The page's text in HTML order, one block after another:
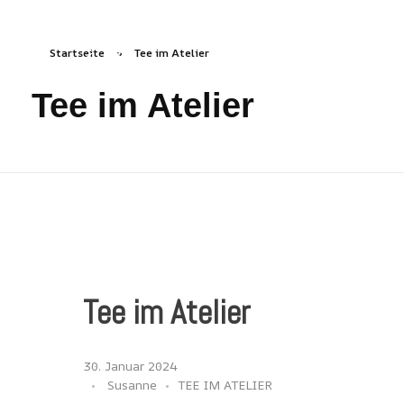
freizeichen.online
Startseite » Tee im Atelier
Tee im Atelier
Tee im Atelier
30. Januar 2024
Susanne
TEE IM ATELIER